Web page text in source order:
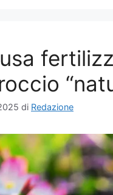
di Redazione